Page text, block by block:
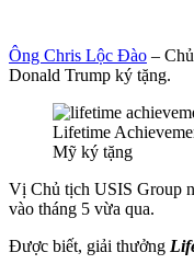
Ông Chris Lộc Đào –
Donald Trump ký tặng.
Lifetime
Mỹ ký tặng
Vị Chủ tịch USIS Group
vào tháng 5 vừa qua.
Được biết, giải thưởng